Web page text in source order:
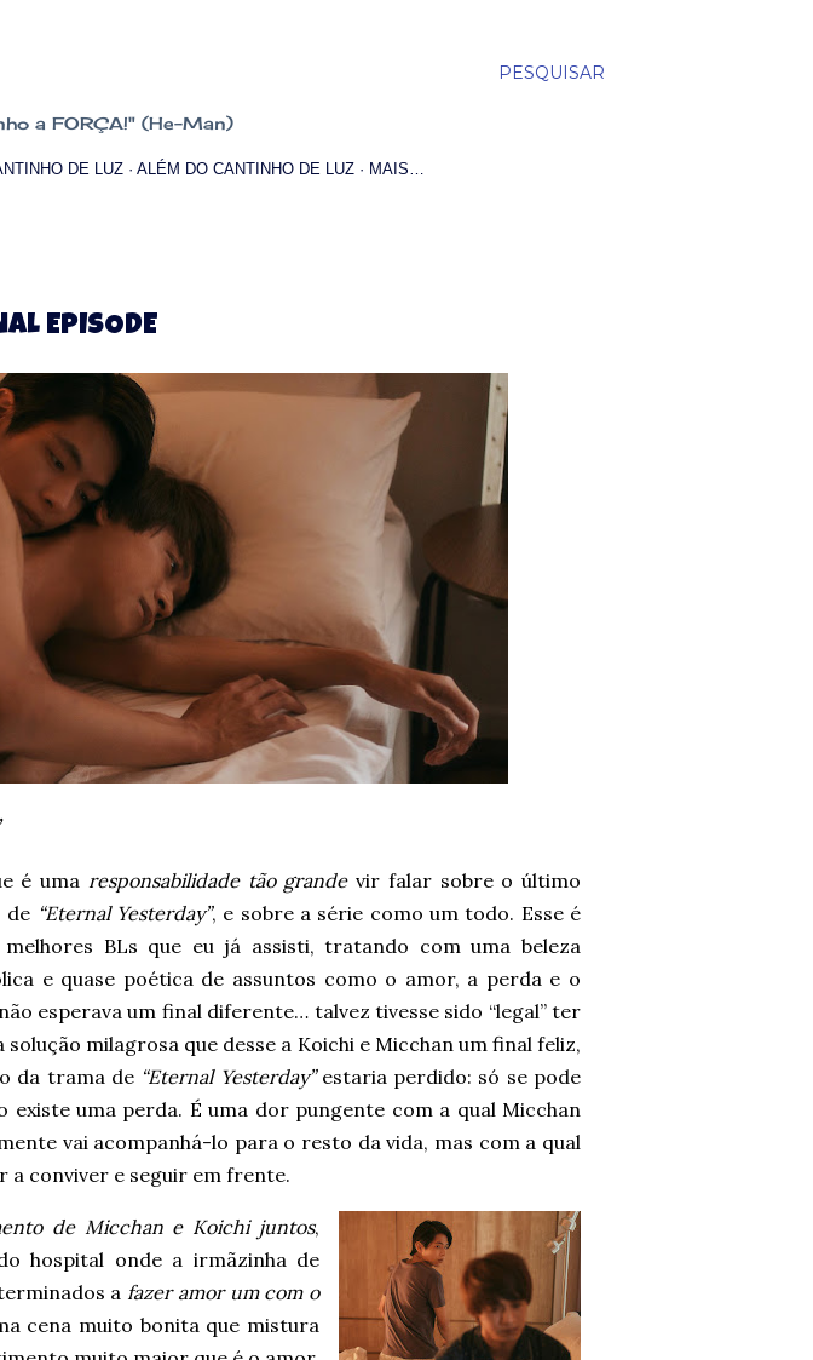
PESQUISAR
a FORÇA!" (He-Man)
DE LUZ ALÉM DO CANTINHO DE LUZ MAIS…
EPISODE
é uma responsabilidade tão grandevir falar sobre o último
de “Eternal Yesterday”, e sobre a série como um todo. Esse é
BLs que eu já assisti, tratando com uma beleza
e quase poética de assuntos como o amor, a perda e o
esperava um final diferente… talvez tivesse sido “legal” ter
solução milagrosa que desse a Koichi e Micchan um final feliz,
da trama de “Eternal Yesterday”estaria perdido: só se pode
uma perda. É uma dor pungente com a qual Micchan
vai acompanhá-lo para o resto da vida, mas com a qual
a conviver e seguir em frente.
de Micchan e Koichi juntos,
hospital onde a irmãzinha de
a fazer amor um com o
cena muito bonita que mistura